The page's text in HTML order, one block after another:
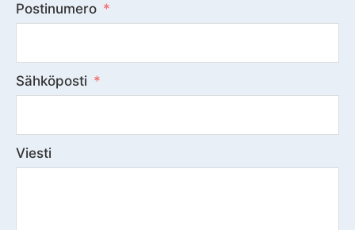
Postinumero
Sähköposti
Viesti